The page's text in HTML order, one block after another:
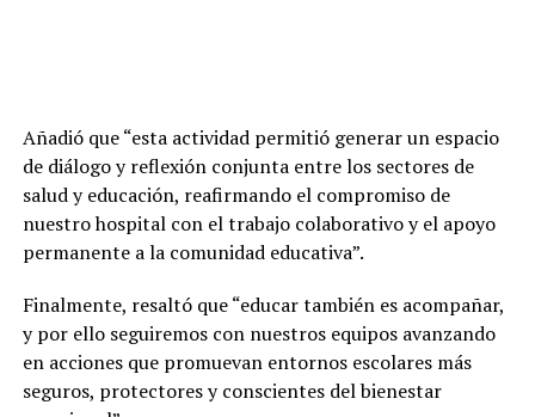
Añadió que “esta actividad permitió generar un espacio
de diálogo y reflexión conjunta entre los sectores de
salud y educación, reafirmando el compromiso de
nuestro hospital con el trabajo colaborativo y el apoyo
permanente a la comunidad educativa”.
Finalmente, resaltó que “educar también es acompañar,
y por ello seguiremos con nuestros equipos avanzando
en acciones que promuevan entornos escolares más
seguros, protectores y conscientes del bienestar